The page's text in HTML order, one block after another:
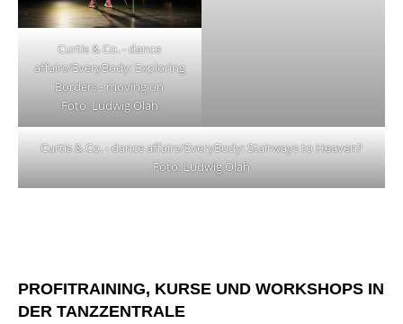
Curtis & Co. - dance
affairs/EveryBody: Exploring
Borders - moving on
Foto: Ludwig Olah
Curtis & Co. - dance affairs/EveryBody: Stairways to Heaven?
Foto: Ludwig Olah
PROFITRAINING, KURSE UND WORKSHOPS IN
DER TANZZENTRALE